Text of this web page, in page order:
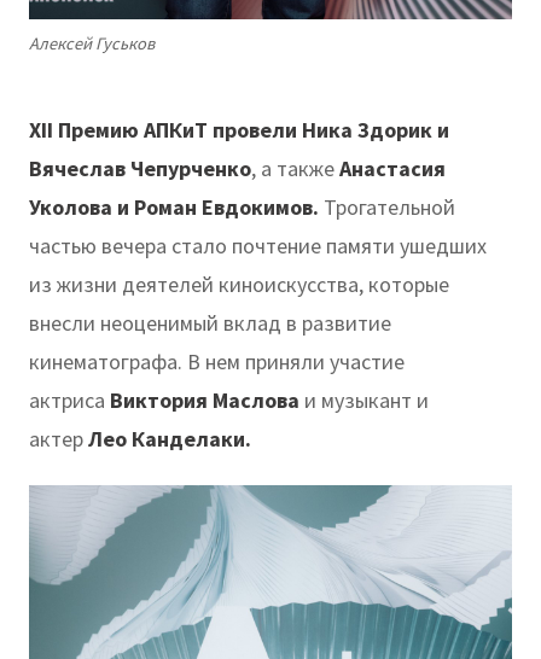
Алексей Гуськов
XII Премию АПКиТ провели Ника Здорик и
Вячеслав Чепурченко, а такжеАнастасия
Уколова и Роман Евдокимов. Трогательной
частью вечера стало почтение памяти ушедших
из жизни деятелей киноискусства, которые
внесли неоценимый вклад в развитие
кинематографа. В нем приняли участие
актриса Виктория Маслова и музыкант и
актерЛео Канделаки.